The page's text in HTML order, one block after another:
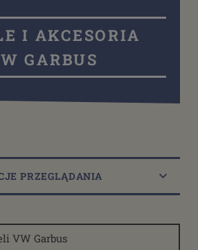
I AKCESORIA
GARBUS
PRZEGLĄDANIA
roboczych(90)
VW Garbus